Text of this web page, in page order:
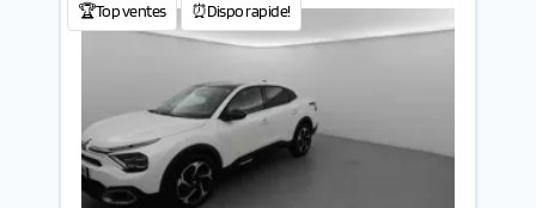
🏆Top ventes ⏰Dispo rapide!